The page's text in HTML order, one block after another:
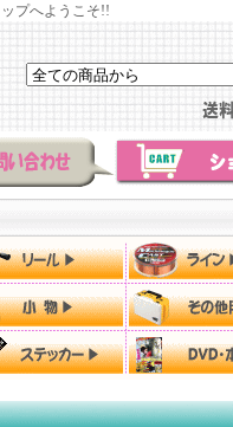
プへようこそ!!